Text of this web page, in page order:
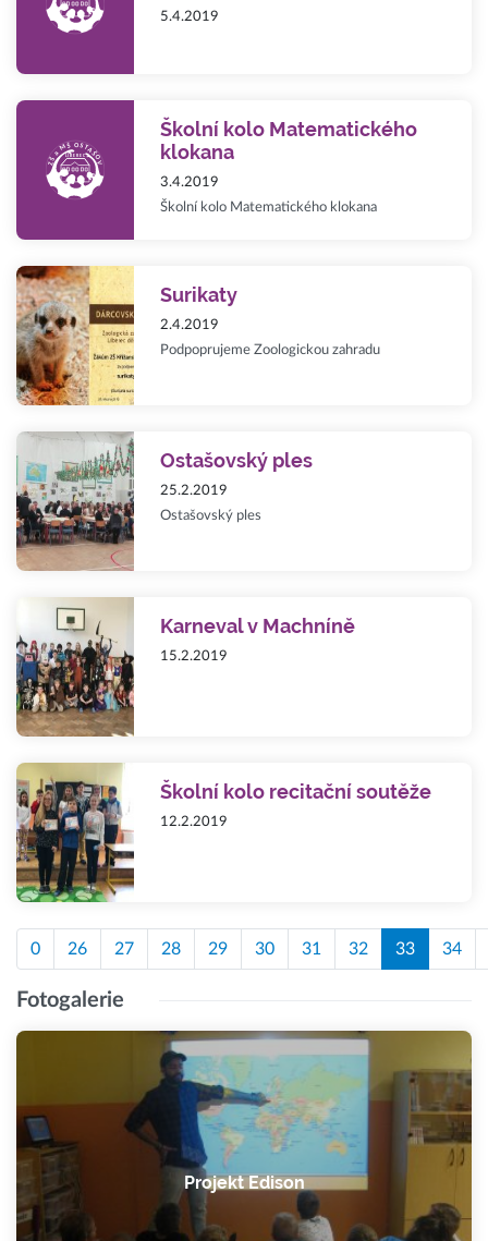
5.4.2019
Školní kolo Matematického
klokana
3.4.2019
Školní kolo Matematického klokana
Surikaty
2.4.2019
Podpoprujeme Zoologickou zahradu
Ostašovský ples
25.2.2019
Ostašovský ples
Karneval v Machníně
15.2.2019
Školní kolo recitační soutěže
12.2.2019
0 26 27 28 29 30 31 32 33 34
Fotogalerie
Projekt Edison